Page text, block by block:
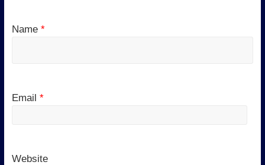
Name *
Email *
Website